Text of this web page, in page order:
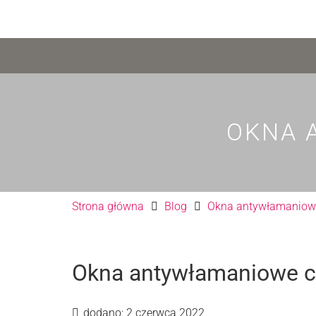
OKNA
Strona główna Blog Okna
Okna antywłamaniowe
dodano: 2 czerwca 2022